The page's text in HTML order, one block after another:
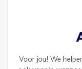
Voor jou! We